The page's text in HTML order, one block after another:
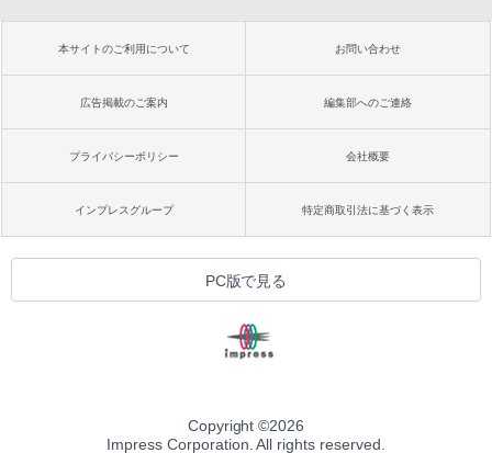
本サイトのご利用について お問い合わせ
広告掲載のご案内 編集部へのご連絡
プライバシーポリシー 会社概要
インプレスグループ 特定商取引法に基づく表示
PC版で見る
Copyright ©2026
Impress Corporation. All rights reserved.